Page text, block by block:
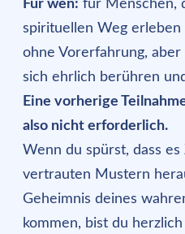
Für wen: für Menschen,
spirituellen Weg
ohne Vorerfahrung,
sich ehrlich berühren
Eine vorherige
also nicht erforderlich.
Wenn du spürst, dass
vertrauten Mustern
Geheimnis deines
kommen, bist du